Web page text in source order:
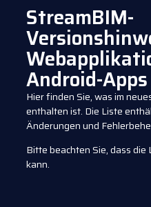
StreamBIM-
Android-Apps
Hier finden Sie, was im
enthalten ist. Die Liste
Änderungen und
Bitte beachten Sie, dass
kann.